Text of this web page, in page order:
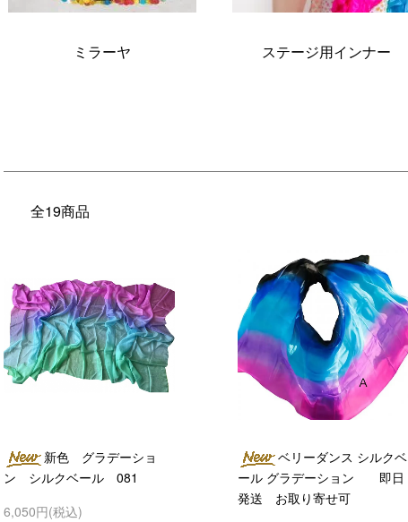
ミラーヤ ステージ用インナー
全19商品
新色 グラデーショ
ン シルクベール 081
6,050円(税込)
ベリーダンス シルクベ
ール グラデーション 即日
発送 お取り寄せ可